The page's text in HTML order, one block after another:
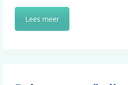
Lees meer